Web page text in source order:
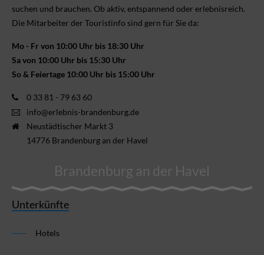
suchen und brauchen. Ob aktiv, ent­spannend oder erlebnis­reich.
Die Mitarbeiter der Touristinfo sind gern für Sie da:
Mo - Fr von 10:00 Uhr bis 18:30 Uhr
Sa von 10:00 Uhr bis 15:30 Uhr
So & Feiertage 10:00 Uhr bis 15:00 Uhr
0 33 81 - 79 63 60
info@erlebnis-brandenburg.de
Neustädtischer Markt 3
14776 Brandenburg an der Havel
Brandenburg an der Havel
Unterkünfte
Hotels